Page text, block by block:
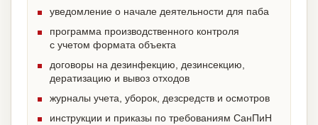
уведомление о начале деятельности для паба
программа производственного контроля
с учетом формата объекта
договоры на дезинфекцию, дезинсекцию,
дератизацию и вывоз отходов
журналы учета, уборок, дезсредств и осмотров
инструкции и приказы по требованиям СанПиН